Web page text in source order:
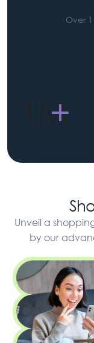
1M
+
Over
Unveil a
by our